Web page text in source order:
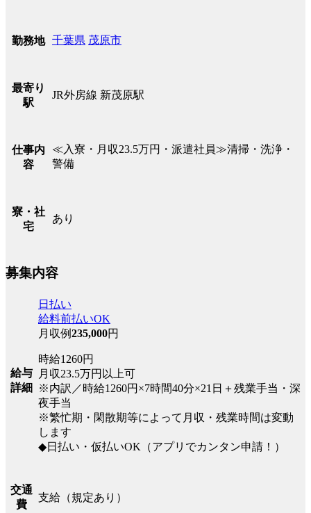
勤務地 千葉県 茂原市
最寄り
駅
JR外房線 新茂原駅
仕事内
容
≪入寮・月収23.5万円・派遣社員≫清掃・洗浄・
警備
寮・社
宅
あり
募集内容
給与
詳細
日払い
給料前払いOK
月収例235,000円
時給1260円
月収23.5万円以上可
※内訳／時給1260円×7時間40分×21日＋残業手当・深
夜手当
※繁忙期・閑散期等によって月収・残業時間は変動
します
◆日払い・仮払いOK（アプリでカンタン申請！）
交通
費
支給（規定あり）